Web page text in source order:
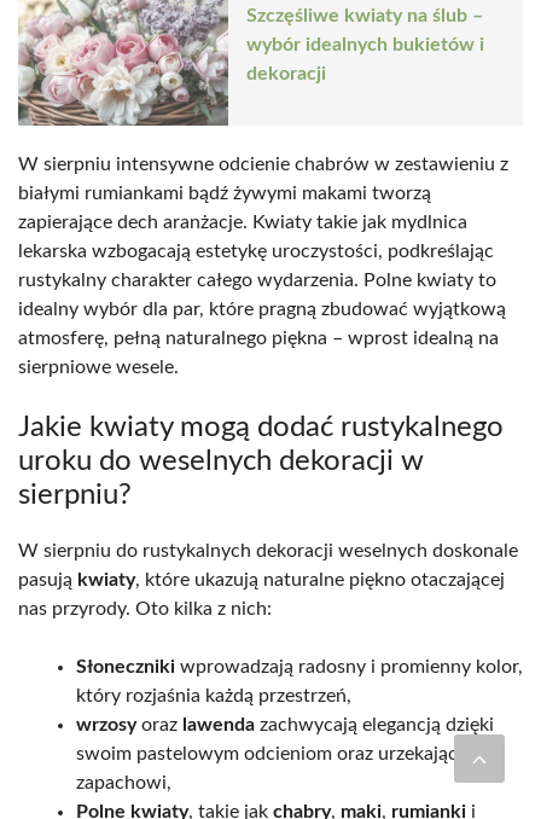
Szczęśliwe kwiaty na ślub –
wybór idealnych bukietów i
dekoracji
W sierpniu intensywne odcienie chabrów w zestawieniu z
białymi rumiankami bądź żywymi makami tworzą
zapierające dech aranżacje. Kwiaty takie jak mydlnica
lekarska wzbogacają estetykę uroczystości, podkreślając
rustykalny charakter całego wydarzenia. Polne kwiaty to
idealny wybór dla par, które pragną zbudować wyjątkową
atmosferę, pełną naturalnego piękna – wprost idealną na
sierpniowe wesele.
Jakie kwiaty mogą dodać rustykalnego
uroku do weselnych dekoracji w
sierpniu?
W sierpniu do rustykalnych dekoracji weselnych doskonale
pasują kwiaty, które ukazują naturalne piękno otaczającej
nas przyrody. Oto kilka z nich:
Słoneczniki wprowadzają radosny i promienny kolor,
który rozjaśnia każdą przestrzeń,
wrzosyoraz lawenda zachwycają elegancją dzięki
swoim pastelowym odcieniom oraz urzekającemu
zapachowi,
Polne kwiaty, takie jak chabry, maki, rumianki i